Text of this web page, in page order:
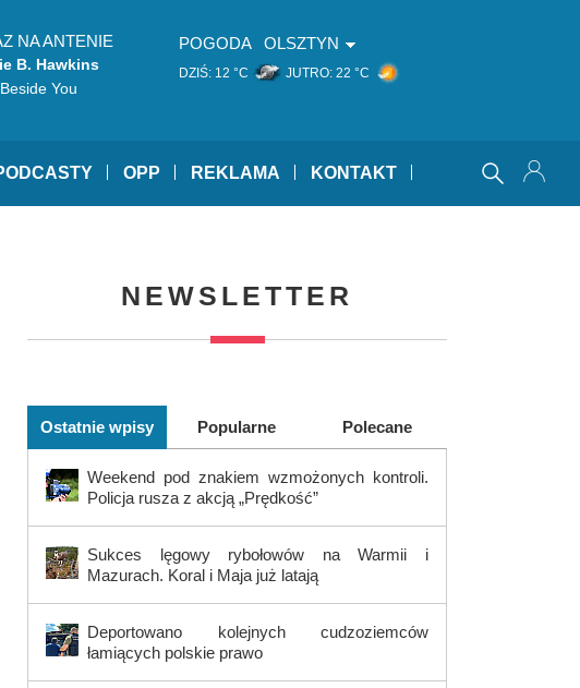
NA ANTENIE
B. Hawkins
You
POGODA OLSZTYN
DZIŚ: 12 °C JUTRO: 22 °C
OPP REKLAMA KONTAKT
NEWSLETTER
Ostatnie wpisy Popularne Polecane
Weekend pod znakiem wzmożonych kontroli.
Policja rusza z akcją „Prędkość”
Sukces lęgowy rybołowów na Warmii i
Mazurach. Koral i Maja już latają
Deportowano kolejnych cudzoziemców
łamiących polskie prawo